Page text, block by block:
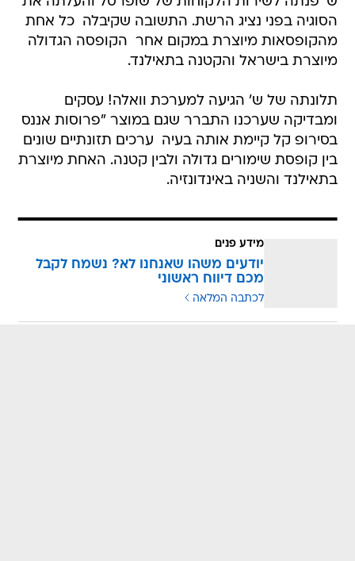
הסוגיה בפני נציג הרשת. התשובה שקיבלה  כל אחת
מהקופסאות מיוצרת במקום אחר  הקופסה הגדולה
מיוצרת בישראל והקטנה בתאילנד.
תלונתה של ש' הגיעה למערכת וואלה! עסקים
ומבדיקה שערכנו התברר שגם במוצר "פרוסות אננס
בסירופ קל קיימת אותה בעיה  ערכים תזונתיים שונים
בין קופסת שימורים גדולה ולבין קטנה. האחת מיוצרת
בתאילנד והשניה באינדונזיה.
מידע פנים
יודעים משהו שאנחנו לא? נשמח לקבל
מכם דיווח ראשוני
לכתבה המלאה